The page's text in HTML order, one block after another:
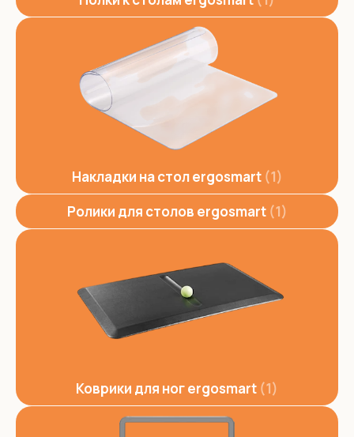
Накладки на стол ergosmart 1
Ролики для столов ergosmart 1
Коврики для ног ergosmart 1